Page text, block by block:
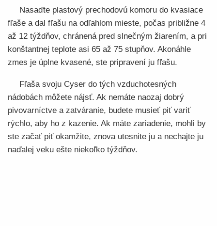
Nasaďte plastový prechodovú komoru do kvasiace
fľaše a dal fľašu na odľahlom mieste, počas približne 4
až 12 týždňov, chránená pred slnečným žiarením, a pri
konštantnej teplote asi 65 až 75 stupňov. Akonáhle
zmes je úplne kvasené, ste pripravení ju fľašu.
Fľaša svoju Cyser do tých vzduchotesných
nádobách môžete nájsť. Ak nemáte naozaj dobrý
pivovarníctve a zatváranie, budete musieť piť variť
rýchlo, aby ho z kazenie. Ak máte zariadenie, mohli by
ste začať piť okamžite, znova utesnite ju a nechajte ju
naďalej veku ešte niekoľko týždňov.